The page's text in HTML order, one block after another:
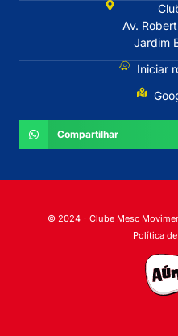
Av.
Jardim
Iniciar
Compartilhar
© 2024 - Clube Mesc
Política